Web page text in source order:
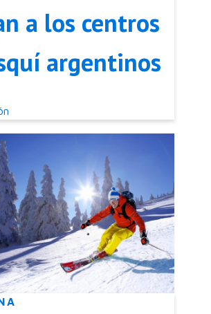
a los centros
argentinos